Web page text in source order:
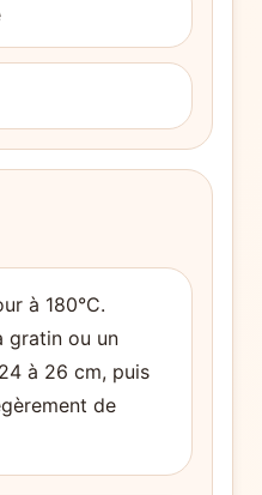
à 180°C.
gratin ou un
à 26 cm, puis
de